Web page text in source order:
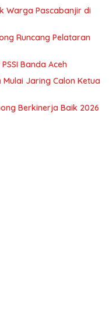
Warga Pascabanjir di
Runcang Pelataran
Banda Aceh
Jaring Calon Ketua
Berkinerja Baik 2026